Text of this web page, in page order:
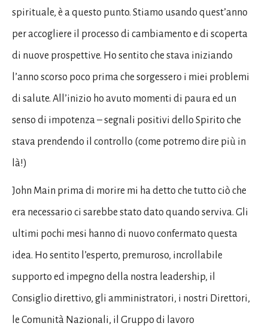
spirituale, è a questo punto. Stiamo usando quest’anno
per accogliere il processo di cambiamento e di scoperta
di nuove prospettive. Ho sentito che stava iniziando
l’anno scorso poco prima che sorgessero i miei problemi
di salute. All’inizio ho avuto momenti di paura ed un
senso di impotenza – segnali positivi dello Spirito che
stava prendendo il controllo (come potremo dire più in
là!)
John Main prima di morire mi ha detto che tutto ciò che
era necessario ci sarebbe stato dato quando serviva. Gli
ultimi pochi mesi hanno di nuovo confermato questa
idea. Ho sentito l’esperto, premuroso, incrollabile
supporto ed impegno della nostra leadership, il
Consiglio direttivo, gli amministratori, i nostri Direttori,
le Comunità Nazionali, il Gruppo di lavoro